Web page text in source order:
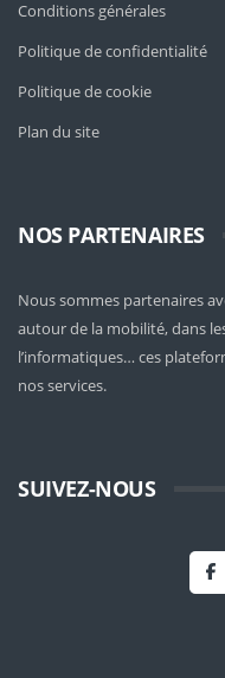
Conditions générales
Politique de confidentialité
Politique de cookie
Plan du site
NOS PARTENAIRES
Nous sommes partenaires
autour de la mobilité, dans
l’informatiques… ces
nos services.
SUIVEZ-NOUS